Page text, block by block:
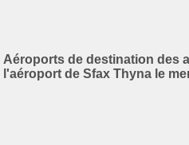
Aéroports de destination des
l'aéroport de Sfax Thyna le